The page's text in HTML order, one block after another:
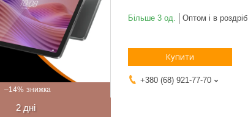
–14%
2 дні
Більше 3 од. Оптом і в роздріб
Купити
+380 (68) 921-77-70